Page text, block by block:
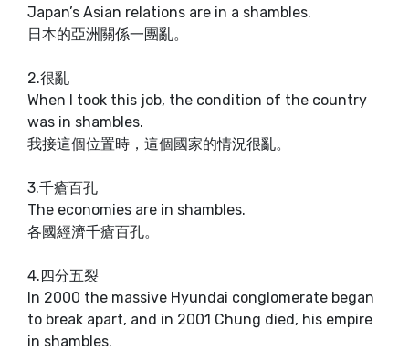
Japan’s Asian relations are in a shambles.
日本的亞洲關係一團亂。
2.很亂
When I took this job, the condition of the country
was in shambles.
我接這個位置時，這個國家的情況很亂。
3.千瘡百孔
The economies are in shambles.
各國經濟千瘡百孔。
4.四分五裂
In 2000 the massive Hyundai conglomerate began
to break apart, and in 2001 Chung died, his empire
in shambles.